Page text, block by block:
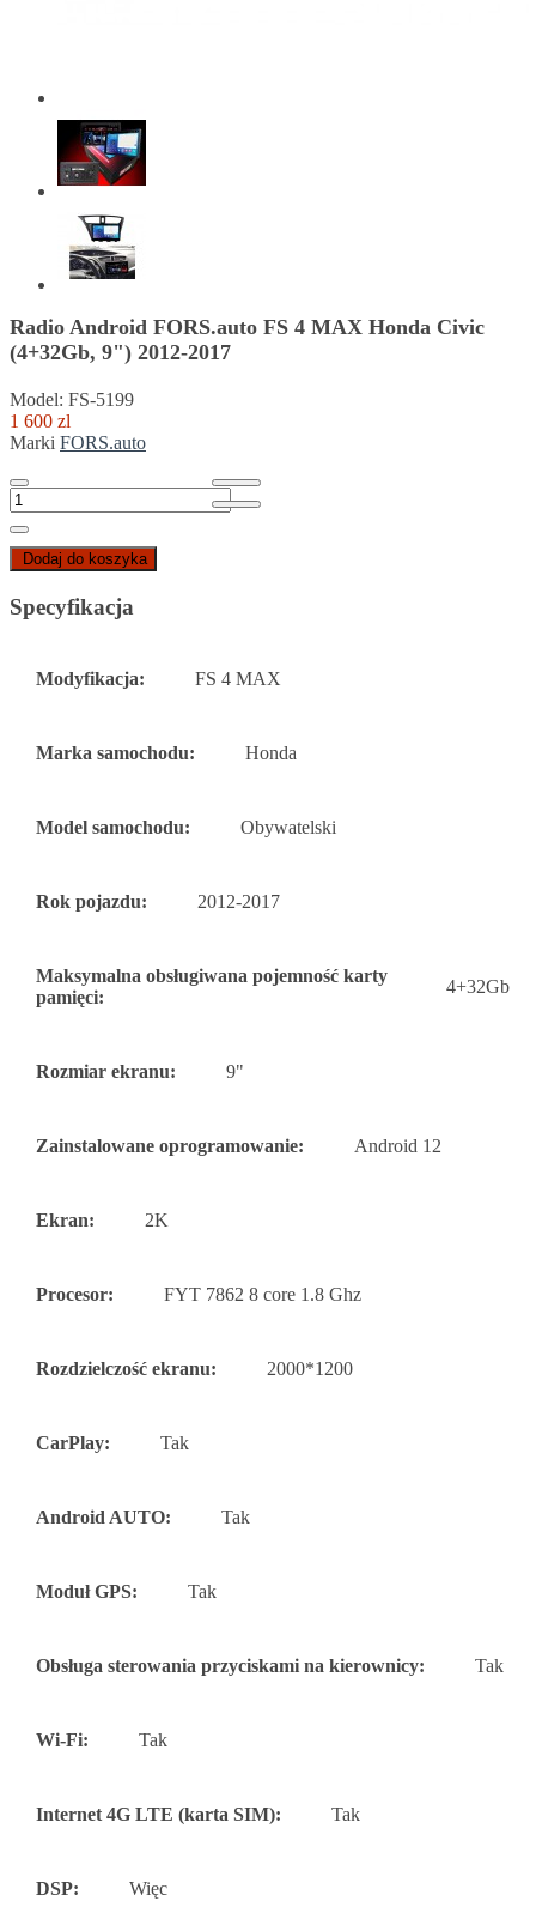
Radio Android FORS.auto FS 4 MAX Honda Civic
(4+32Gb, 9") 2012-2017
Model: FS-5199
1 600 zl
Marki FORS.auto
Dodaj do koszyka
Specyfikacja
Modyfikacja: FS 4 MAX
Marka samochodu: Honda
Model samochodu: Obywatelski
Rok pojazdu: 2012-2017
Maksymalna obsługiwana pojemność karty
pamięci:
4+32Gb
Rozmiar ekranu: 9"
Zainstalowane oprogramowanie: Android 12
Ekran: 2K
Procesor: FYT 7862 8 core 1.8 Ghz
Rozdzielczość ekranu: 2000*1200
CarPlay: Tak
Android AUTO: Tak
Moduł GPS: Tak
Obsługa sterowania przyciskami na kierownicy: Tak
Wi-Fi: Tak
Internet 4G LTE (karta SIM): Tak
DSP: Więc